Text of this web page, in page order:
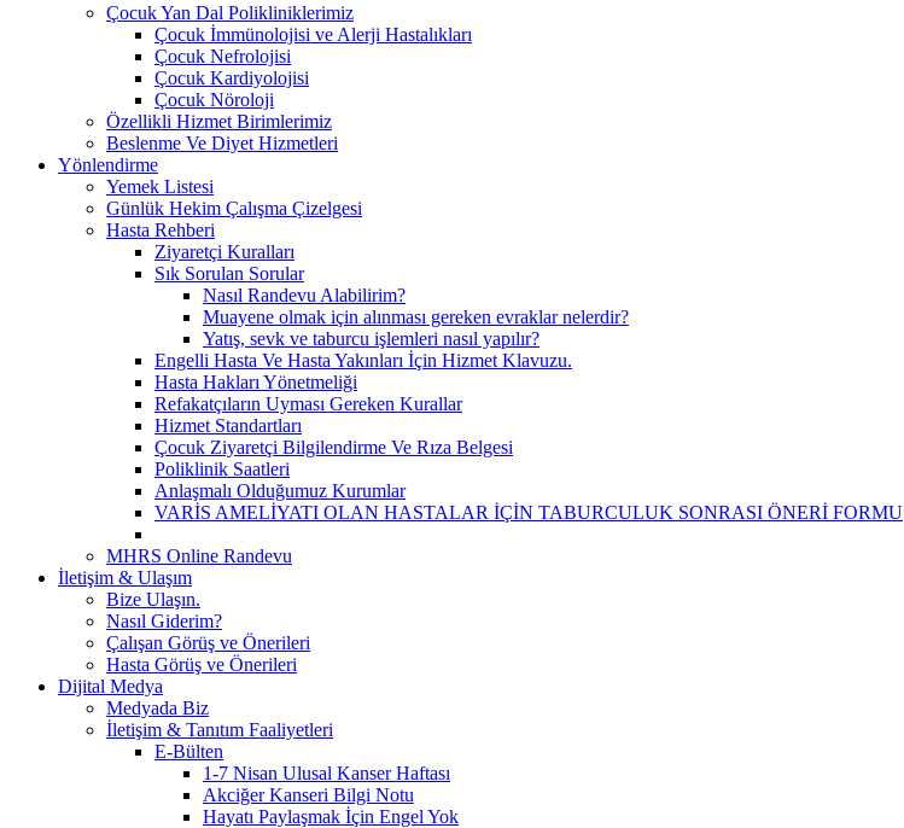
Çocuk Yan Dal Polikliniklerimiz
Çocuk İmmünolojisi ve Alerji Hastalıkları
Çocuk Nefrolojisi
Çocuk Kardiyolojisi
Çocuk Nöroloji
Özellikli Hizmet Birimlerimiz
Beslenme Ve Diyet Hizmetleri
Yönlendirme
Yemek Listesi
Günlük Hekim Çalışma Çizelgesi
Hasta Rehberi
Ziyaretçi Kuralları
Sık Sorulan Sorular
Nasıl Randevu Alabilirim?
Muayene olmak için alınması gereken evraklar nelerdir?
Yatış, sevk ve taburcu işlemleri nasıl yapılır?
Engelli Hasta Ve Hasta Yakınları İçin Hizmet Klavuzu.
Hasta Hakları Yönetmeliği
Refakatçıların Uyması Gereken Kurallar
Hizmet Standartları
Çocuk Ziyaretçi Bilgilendirme Ve Rıza Belgesi
Poliklinik Saatleri
Anlaşmalı Olduğumuz Kurumlar
VARİS AMELİYATI OLAN HASTALAR İÇİN TABURCULUK SONRASI ÖNERİ FORMU
MHRS Online Randevu
İletişim & Ulaşım
Bize Ulaşın.
Nasıl Giderim?
Çalışan Görüş ve Önerileri
Hasta Görüş ve Önerileri
Dijital Medya
Medyada Biz
İletişim & Tanıtım Faaliyetleri
E-Bülten
1-7 Nisan Ulusal Kanser Haftası
Akciğer Kanseri Bilgi Notu
Hayatı Paylaşmak İçin Engel Yok